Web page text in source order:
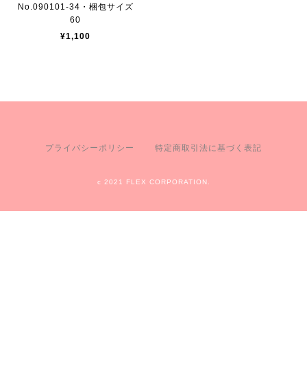
No.090101-34・梱包サイズ
60
¥1,100
プライバシーポリシー 特定商取引法に基づく表記
c 2021 FLEX CORPORATION.